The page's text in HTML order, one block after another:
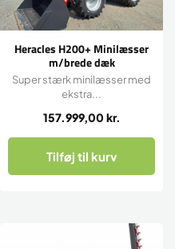
Heracles H200+ Minilæsser
m/brede dæk
157.999,00 kr.
Super stærk minilæsser med
ekstra...
Tilføj til kurv